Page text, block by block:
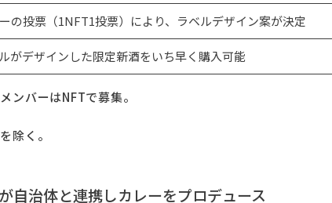
の投票（1NFT1投票）により、ラベルデザイン案が決定
がデザインした限定新酒をいち早く購入可能
ンバーはNFTで募集。
除く。
自治体と連携しカレーをプロデュース